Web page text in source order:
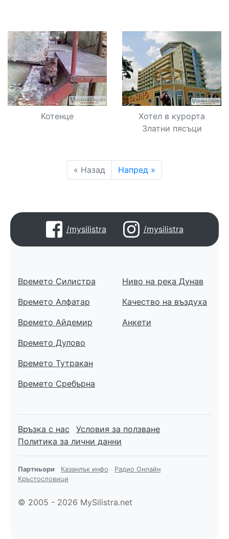
Котенце
Хотел в курорта
Златни пясъци
« Назад Напред »
/mysilistra /mysilistra
Времето Силистра
Времето Алфатар
Времето Айдемир
Времето Дулово
Времето Тутракан
Времето Сребърна
Ниво на река Дунав
Качество на въздуха
Анкети
Връзка с нас
Условия за ползване
Политика за лични данни
Партньори Казанлък инфо
Радио Онлайн
Кръстословици
© 2005 - 2026 MySilistra.net